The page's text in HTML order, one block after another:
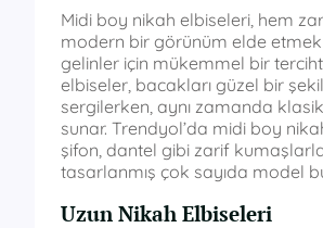
Midi boy nikah elbiseleri, hem
modern bir görünüm elde
gelinler için mükemmel bir
elbiseler, bacakları güzel bir
sergilerken, aynı zamanda
sunar. Trendyol’da midi boy
şifon, dantel gibi zarif
tasarlanmış çok sayıda model
Uzun Nikah Elbiseleri